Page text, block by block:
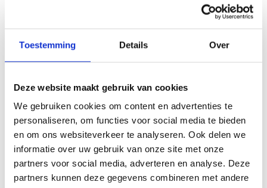
Toestemming Details Over
Deze website maakt gebruik van cookies
We gebruiken cookies om content en advertenties te
personaliseren, om functies voor social media te bieden
en om ons websiteverkeer te analyseren. Ook delen we
informatie over uw gebruik van onze site met onze
partners voor social media, adverteren en analyse. Deze
partners kunnen deze gegevens combineren met andere
Levenslang leren
Bij Sport Vlaanderen krijg je de kans om gedurende
je ganse loopbaan bij te leren.
Bij je indiensttreding krijg je de nodige opleidingen
om je werk goed te kunnen doen maar ook nadien
krijg je de kans om je steeds verder bij te scholen.
Dit kan je doen via aangeboden opleidingen vanuit